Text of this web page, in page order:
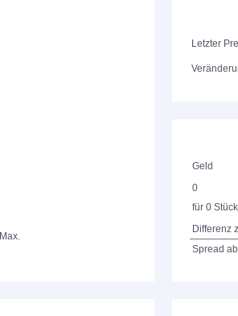
Max.
Letzter
Geld
0
für 0 Stück
Differenz
Spread